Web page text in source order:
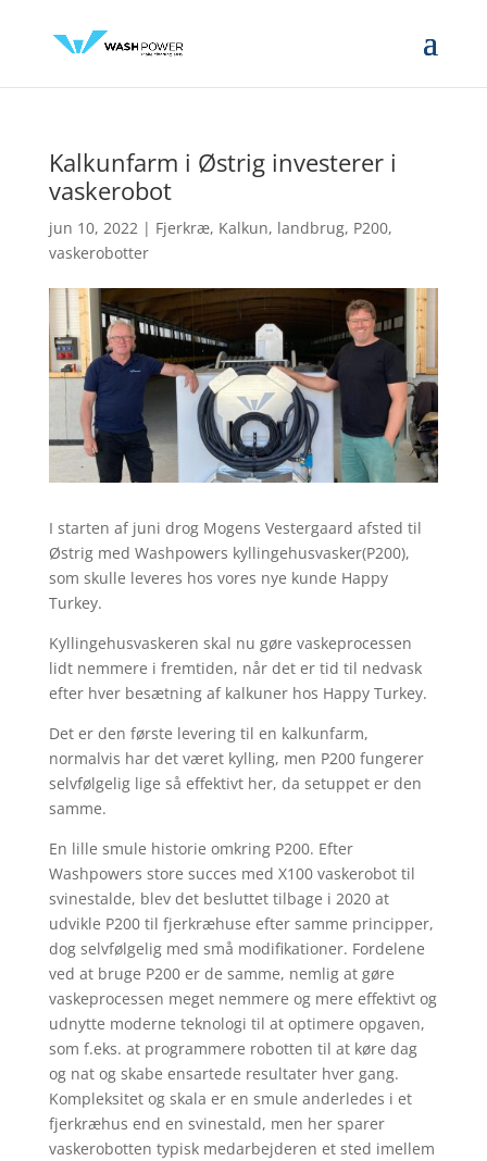
Kalkunfarm i Østrig investerer i
vaskerobot
jun 10, 2022| Fjerkræ, Kalkun, landbrug, P200,
vaskerobotter
I starten af juni drog Mogens Vestergaard afsted til
Østrig med Washpowers kyllingehusvasker(P200),
som skulle leveres hos vores nye kunde Happy
Turkey.
Kyllingehusvaskeren skal nu gøre vaskeprocessen
lidt nemmere i fremtiden, når det er tid til nedvask
efter hver besætning af kalkuner hos Happy Turkey.
Det er den første levering til en kalkunfarm,
normalvis har det været kylling, men P200 fungerer
selvfølgelig lige så effektivt her, da setuppet er den
samme.
En lille smule historie omkring P200. Efter
Washpowers store succes med X100 vaskerobot til
svinestalde, blev det besluttet tilbage i 2020 at
udvikle P200 til fjerkræhuse efter samme principper,
dog selvfølgelig med små modifikationer. Fordelene
ved at bruge P200 er de samme, nemlig at gøre
vaskeprocessen meget nemmere og mere effektivt og
udnytte moderne teknologi til at optimere opgaven,
som f.eks. at programmere robotten til at køre dag
og nat og skabe ensartede resultater hver gang.
Kompleksitet og skala er en smule anderledes i et
fjerkræhus end en svinestald, men her sparer
vaskerobotten typisk medarbejderen et sted imellem